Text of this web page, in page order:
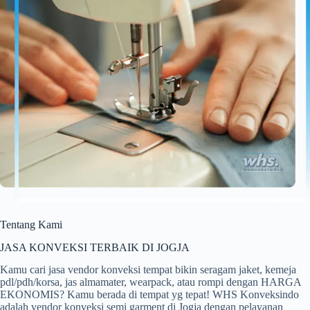
Tentang Kami
JASA KONVEKSI TERBAIK DI JOGJA
Kamu cari jasa vendor konveksi tempat bikin seragam jaket, kemeja
pdl/pdh/korsa, jas almamater, wearpack, atau rompi dengan HARGA
EKONOMIS? Kamu berada di tempat yg tepat! WHS Konveksindo
adalah vendor konveksi semi garment di Jogja dengan pelayanan